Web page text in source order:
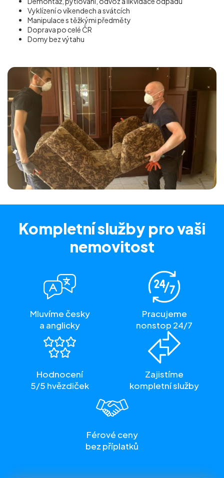
Vyklízení o víkendech a svátcích
Manipulace s těžkými předměty
Doprava po celé ČR
Domy bez výtahu
Kompletní služby pro vaši
nemovitost
Mluvíme česky
a anglicky
Pracujeme
nonstop 24/7
Hodnocení
5/5 hvězdiček
Zajistíme
kompletní služby
Férové ceny
bez příplatků